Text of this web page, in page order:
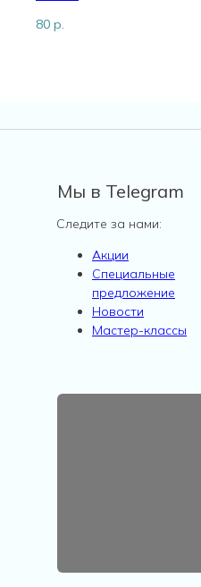
80 р.
Следите за нами:
Акции
Специальные
предложение
Новости
Мастер-классы
Мы в Telegram